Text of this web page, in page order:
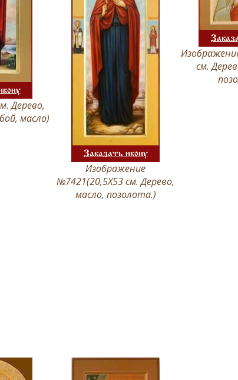
Дерево,
масло)
Заказать икону
Изображение
№7421(20,5Х53 см. Дерево,
масло, позолота.)
см.